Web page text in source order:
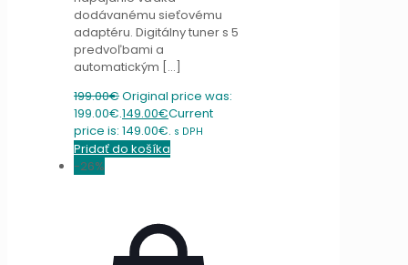
dodávanému sieťovému
adaptéru. Digitálny tuner s 5
predvoľbami a
automatickým […]
199.00€Original price was:
199.00€.149.00€Current
price is: 149.00€. s DPH
Pridať do košíka
-26%